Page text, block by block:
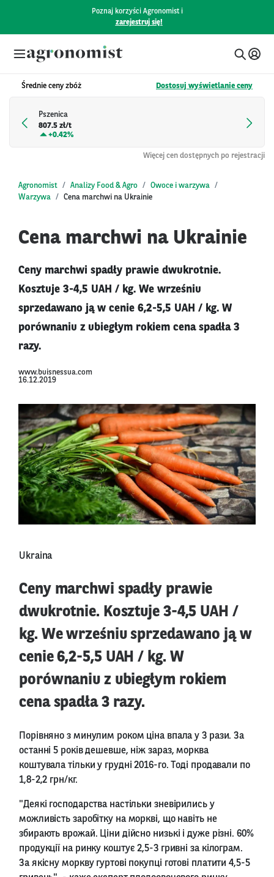
Poznaj korzyści Agronomist i
zarejestruj się!
Średnie ceny zbóż Dostosuj wyświetlanie ceny
Pszenica
807.5 zł/t
+0.42%
Więcej cen dostępnych po rejestracji
Agronomist Analizy Food & Agro
Owoce i warzywa
Warzywa
Cena marchwi na Ukrainie
Cena marchwi na Ukrainie
Ceny marchwi spadły prawie dwukrotnie.
Kosztuje 3-4,5 UAH / kg. We wrześniu
sprzedawano ją w cenie 6,2-5,5 UAH / kg. W
porównaniu z ubiegłym rokiem cena spadła 3
razy.
www.buisnessua.com
16.12.2019
Ukraina
Ceny marchwi spadły prawie
dwukrotnie. Kosztuje 3-4,5 UAH /
kg. We wrześniu sprzedawano ją w
cenie 6,2-5,5 UAH / kg. W
porównaniu z ubiegłym rokiem
cena spadła 3 razy.
Порівняно з минулим роком ціна впала у 3 рази. За
останні 5 років дешевше, ніж зараз, морква
коштувала тільки у грудні 2016-го. Тоді продавали по
1,8-2,2 грн/кг.
"Деякі господарства настільки зневірились у
можливість заробітку на моркві, що навіть не
збирають врожай. Ціни дійсно низькі і дуже різні. 60%
продукції на ринку коштує 2,5-3 гривні за кілограм.
За якісну моркву гуртові покупці готові платити 4,5-5